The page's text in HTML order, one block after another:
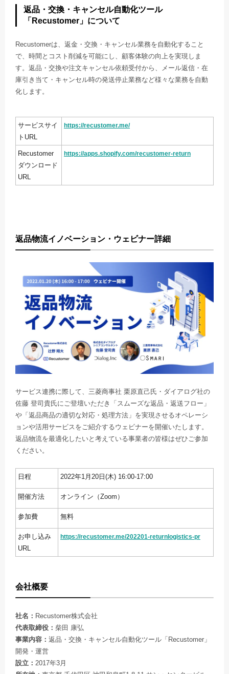
返品・交換・キャンセル自動化ツール
「Recustomer」について
Recustomerは、返金・交換・キャンセル業務を自動化すること
で、時間とコスト削減を可能にし、顧客体験の向上を実現しま
す。返品・交換や注文キャンセル依頼受付から、メール返信・在
庫引き当て・キャンセル時の発送停止業務など様々な業務を自動
化します。
サービスサイ
トURL
https://recustomer.me/
Recustomer
ダウンロード
URL
https://apps.shopify.com/recustomer-return
返品物流イノベーション・ウェビナー詳細
サービス連携に際して、三菱商事社 栗原直己氏・ダイアログ社の
佐藤 登司貴氏にご登壇いただき「スムーズな返品・返送フロー」
や「返品商品の適切な対応・処理方法」を実現させるオペレーシ
ョンや活用サービスをご紹介するウェビナーを開催いたします。
返品物流を最適化したいと考えている事業者の皆様はぜひご参加
ください。
日程 2022年1月20日(木) 16:00-17:00
開催方法 オンライン（Zoom）
参加費 無料
お申し込み
URL
https://recustomer.me/202201-returnlogistics-pr
会社概要
社名： Recustomer株式会社
代表取締役： 柴田 康弘
事業内容： 返品・交換・キャンセル自動化ツール「Recustomer」
開発・運営
設立： 2017年3月